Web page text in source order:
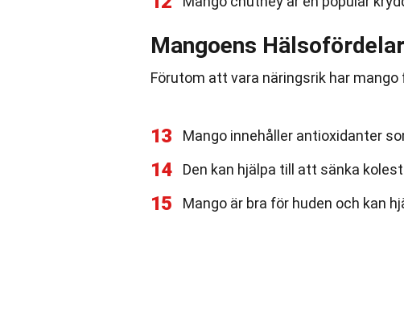
Mangoens Hälsofördelar
Förutom att vara näringsrik har
13 Mango innehåller antioxidanter
14 Den kan hjälpa till att sänka
15 Mango är bra för huden och kan